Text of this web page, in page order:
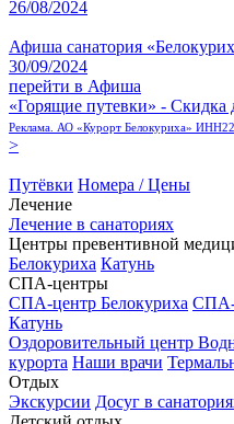
26/08/2024
Афиша санатория
30/09/2024
перейти в Афиша
«Горящие путевки» - Скидка
Реклама. АО «Курорт Белокуриха»
>
Путёвки Номера / Цены
Лечение
Лечение в санаториях
Центры превентивной
Белокуриха Катунь
СПА-центры
СПА-центр Белокуриха СПА-
Катунь
Оздоровительный центр
курорта Наши врачи
Отдых
Экскурсии Досуг в